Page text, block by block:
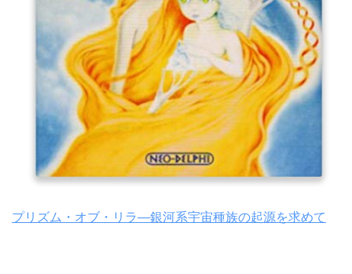
プリズム・オブ・リラ―銀河系宇宙種族の起源を求めて